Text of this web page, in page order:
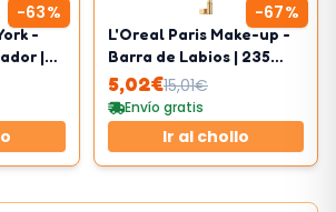
-63%
-
|
|
-67%
L'Oreal Paris Make-up -
Barra de Labios | 235
Nude
5,02€15,01€
Envío gratis
Ir al chollo